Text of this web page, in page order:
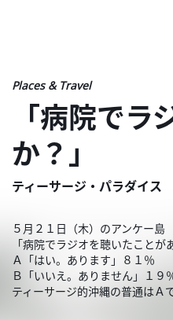
Places & Travel
「病院で
か？」
ティーサージ・パラダイス
５月２１日（木）のアンケー島
「病院でラジオを聴いたことが
Ａ「はい。あります」８１％
Ｂ「いいえ。ありません」１９
ティーサージ的沖縄の普通はＡ